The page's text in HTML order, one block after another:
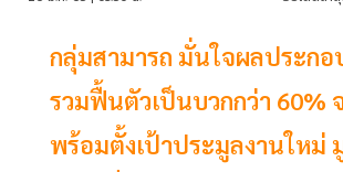
กลุ่มสามารถ มั่นใจผลประกอ
รวมฟื้นตัวเป็นบวกกว่า 60%
พร้อมตั้งเป้าประมูลงานใหม่